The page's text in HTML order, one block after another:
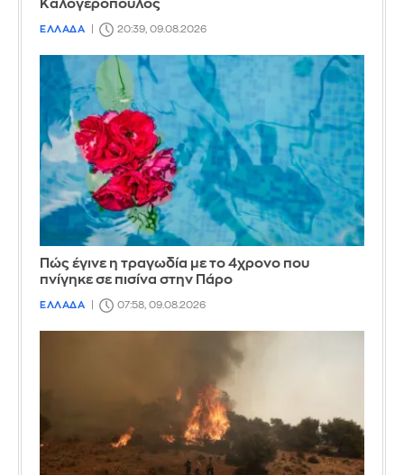
Καλογερόπουλος
ΕΛΛΑΔΑ 20:39, 09.08.2026
Πώς έγινε η τραγωδία με το 4χρονο που
πνίγηκε σε πισίνα στην Πάρο
ΕΛΛΑΔΑ 07:58, 09.08.2026